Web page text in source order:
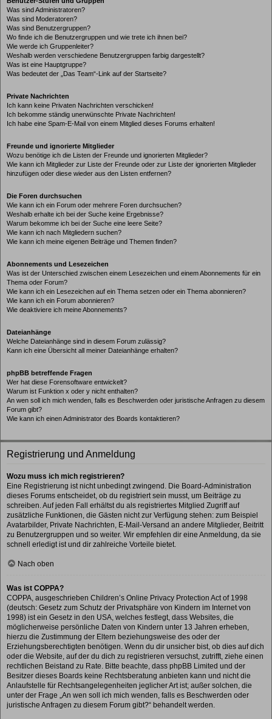
Was sind Administratoren?
Was sind Moderatoren?
Was sind Benutzergruppen?
Wo finde ich die Benutzergruppen und wie trete ich ihnen bei?
Wie werde ich Gruppenleiter?
Weshalb werden verschiedene Benutzergruppen farbig dargestellt?
Was ist eine Hauptgruppe?
Was bedeutet der „Das Team“-Link auf der Startseite?
Private Nachrichten
Ich kann keine Privaten Nachrichten verschicken!
Ich bekomme ständig unerwünschte Private Nachrichten!
Ich habe eine Spam-E-Mail von einem Mitglied dieses Forums erhalten!
Freunde und ignorierte Mitglieder
Wozu benötige ich die Listen der Freunde und ignorierten Mitglieder?
Wie kann ich Mitglieder zur Liste der Freunde oder zur Liste der ignorierten Mitglieder
hinzufügen oder diese wieder aus den Listen entfernen?
Die Foren durchsuchen
Wie kann ich ein Forum oder mehrere Foren durchsuchen?
Weshalb erhalte ich bei der Suche keine Ergebnisse?
Warum bekomme ich bei der Suche eine leere Seite?
Wie kann ich nach Mitgliedern suchen?
Wie kann ich meine eigenen Beiträge und Themen finden?
Abonnements und Lesezeichen
Was ist der Unterschied zwischen einem Lesezeichen und einem Abonnements für ein
Thema oder Forum?
Wie kann ich ein Lesezeichen auf ein Thema setzen oder ein Thema abonnieren?
Wie kann ich ein Forum abonnieren?
Wie deaktiviere ich meine Abonnements?
Dateianhänge
Welche Dateianhänge sind in diesem Forum zulässig?
Kann ich eine Übersicht all meiner Dateianhänge erhalten?
phpBB betreffende Fragen
Wer hat diese Forensoftware entwickelt?
Warum ist Funktion x oder y nicht enthalten?
An wen soll ich mich wenden, falls es Beschwerden oder juristische Anfragen zu diesem
Forum gibt?
Wie kann ich einen Administrator des Boards kontaktieren?
Registrierung und Anmeldung
Wozu muss ich mich registrieren?
Eine Registrierung ist nicht unbedingt zwingend. Die Board-Administration
dieses Forums entscheidet, ob du registriert sein musst, um Beiträge zu
schreiben. Auf jeden Fall erhältst du als registriertes Mitglied Zugriff auf
zusätzliche Funktionen, die Gästen nicht zur Verfügung stehen: zum Beispiel
Avatarbilder, Private Nachrichten, E-Mail-Versand an andere Mitglieder, Beitritt
zu Benutzergruppen und so weiter. Wir empfehlen dir eine Anmeldung, da sie
schnell erledigt ist und dir zahlreiche Vorteile bietet.
Nach oben
Was ist COPPA?
COPPA, ausgeschrieben Children’s Online Privacy Protection Act of 1998
(deutsch: Gesetz zum Schutz der Privatsphäre von Kindern im Internet von
1998) ist ein Gesetz in den USA, welches festlegt, dass Websites, die
möglicherweise persönliche Daten von Kindern unter 13 Jahren erheben,
hierzu die Zustimmung der Eltern beziehungsweise des oder der
Erziehungsberechtigten benötigen. Wenn du dir unsicher bist, ob dies auf dich
oder die Website, auf der du dich zu registrieren versuchst, zutrifft, ziehe einen
rechtlichen Beistand zu Rate. Bitte beachte, dass phpBB Limited und der
Besitzer dieses Boards keine Rechtsberatung anbieten kann und nicht die
Anlaufstelle für Rechtsangelegenheiten jeglicher Art ist; außer solchen, die
unter der Frage „An wen soll ich mich wenden, falls es Beschwerden oder
juristische Anfragen zu diesem Forum gibt?“ behandelt werden.